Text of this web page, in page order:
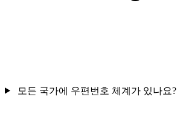
모든 국가에 우편번호 체계가 있나요?